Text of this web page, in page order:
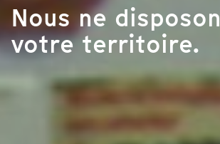
Nous ne
votre territoire.